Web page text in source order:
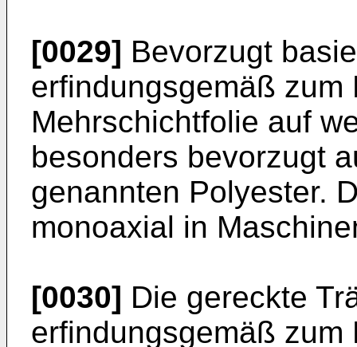
[0029] Bevorzugt
erfindungsgemäß zum
Mehrschichtfolie auf
besonders bevorzugt
genannten Polyester.
monoaxial in
[0030] Die gereckte
erfindungsgemäß zum